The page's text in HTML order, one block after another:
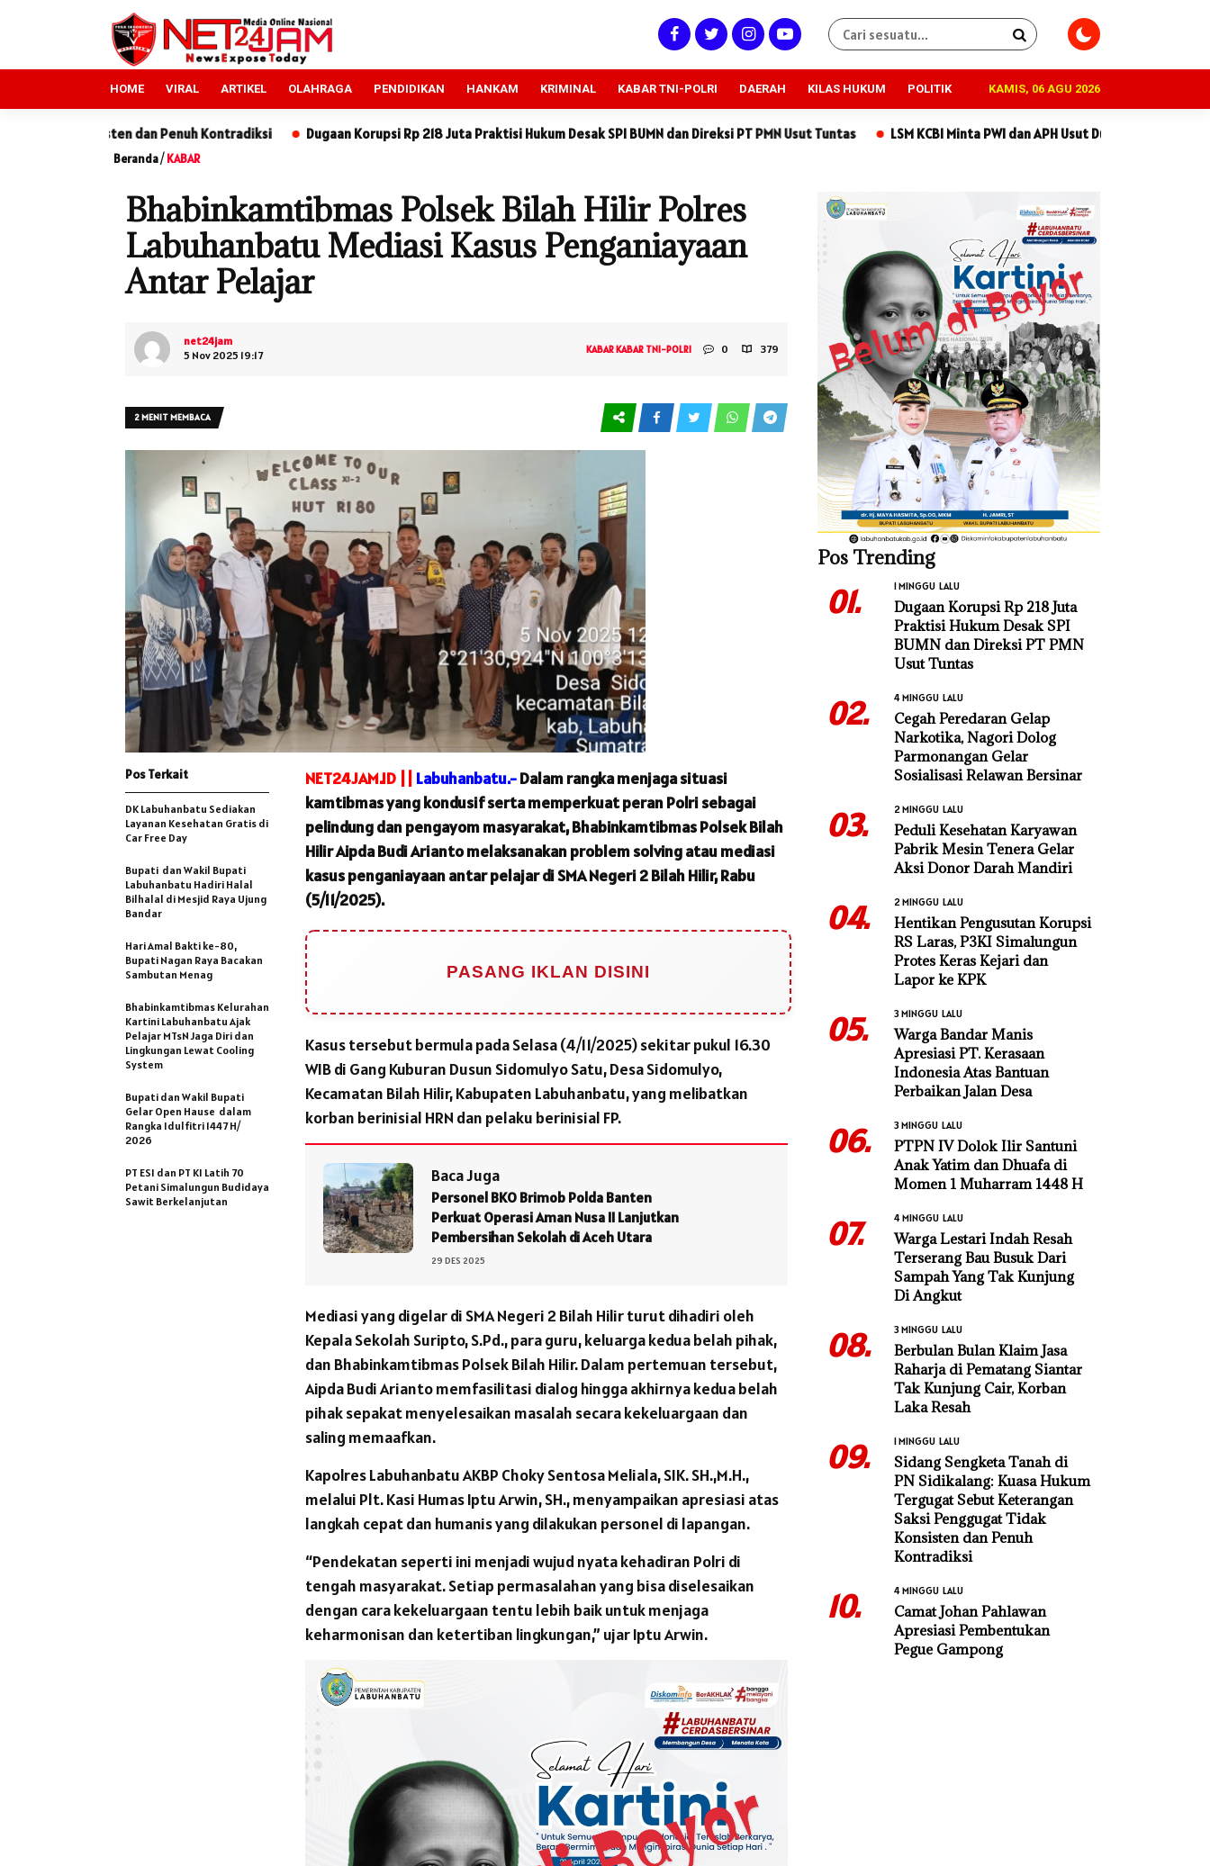
HOME VIRAL ARTIKEL OLAHRAGA PENDIDIKAN HANKAM KRIMINAL KABAR TNI-POLRI DAERAH KILAS HUKUM POLITIK KAMIS, 06 AGU 2026
Penuh Kontradiksi Dugaan Korupsi Rp 218 Juta Praktisi Hukum Desak SPI BUMN dan Direksi PT PMN Usut Tuntas LSM KCBI Minta PWI dan APH Usut Dugaan Penipuan Rp170 Juta yang
Beranda/KABAR
Bhabinkamtibmas Polsek Bilah Hilir Polres
Labuhanbatu Mediasi Kasus Penganiayaan
Antar Pelajar
net24jam
5 Nov 2025 19:17
KABARKABAR TNI-POLRI 0 379
2 MENIT MEMBACA
NET24JAM.ID || Labuhanbatu.-Dalam rangka menjaga situasi
kamtibmas yang kondusif serta memperkuat peran Polri sebagai
pelindung dan pengayom masyarakat, Bhabinkamtibmas Polsek Bilah
Hilir Aipda Budi Arianto melaksanakan problem solving atau mediasi
kasus penganiayaan antar pelajar di SMA Negeri 2 Bilah Hilir, Rabu
(5/11/2025).
PASANG IKLAN DISINI
Kasus tersebut bermula pada Selasa (4/11/2025) sekitar pukul 16.30
WIB di Gang Kuburan Dusun Sidomulyo Satu, Desa Sidomulyo,
Kecamatan Bilah Hilir, Kabupaten Labuhanbatu, yang melibatkan
korban berinisial HRN dan pelaku berinisial FP.
Baca Juga
Personel BKO Brimob Polda Banten
Perkuat Operasi Aman Nusa II Lanjutkan
Pembersihan Sekolah di Aceh Utara
29 DES 2025
Mediasi yang digelar di SMA Negeri 2 Bilah Hilir turut dihadiri oleh
Kepala Sekolah Suripto, S.Pd., para guru, keluarga kedua belah pihak,
dan Bhabinkamtibmas Polsek Bilah Hilir. Dalam pertemuan tersebut,
Aipda Budi Arianto memfasilitasi dialog hingga akhirnya kedua belah
pihak sepakat menyelesaikan masalah secara kekeluargaan dan
saling memaafkan.
Kapolres Labuhanbatu AKBP Choky Sentosa Meliala, SIK. SH.,M.H.,
melalui Plt. Kasi Humas Iptu Arwin, SH., menyampaikan apresiasi atas
langkah cepat dan humanis yang dilakukan personel di lapangan.
“Pendekatan seperti ini menjadi wujud nyata kehadiran Polri di
tengah masyarakat. Setiap permasalahan yang bisa diselesaikan
dengan cara kekeluargaan tentu lebih baik untuk menjaga
keharmonisan dan ketertiban lingkungan,” ujar Iptu Arwin.
Pos Terkait
DK Labuhanbatu Sediakan
Layanan Kesehatan Gratis di
Car Free Day
Bupati dan Wakil Bupati
Labuhanbatu Hadiri Halal
Bilhalal di Mesjid Raya Ujung
Bandar
Hari Amal Bakti ke-80,
Bupati Nagan Raya Bacakan
Sambutan Menag
Bhabinkamtibmas Kelurahan
Kartini Labuhanbatu Ajak
Pelajar MTsN Jaga Diri dan
Lingkungan Lewat Cooling
System
Bupati dan Wakil Bupati
Gelar Open Hause dalam
Rangka Idulfitri 1447 H/
2026
PT ESI dan PT KI Latih 70
Petani Simalungun Budidaya
Sawit Berkelanjutan
Pos Trending
01. 1 MINGGU LALU
Dugaan Korupsi Rp 218 Juta
Praktisi Hukum Desak SPI
BUMN dan Direksi PT PMN
Usut Tuntas
02. 4 MINGGU LALU
Cegah Peredaran Gelap
Narkotika, Nagori Dolog
Parmonangan Gelar
Sosialisasi Relawan Bersinar
03. 2 MINGGU LALU
Peduli Kesehatan Karyawan
Pabrik Mesin Tenera Gelar
Aksi Donor Darah Mandiri
04. 2 MINGGU LALU
Hentikan Pengusutan Korupsi
RS Laras, P3KI Simalungun
Protes Keras Kejari dan
Lapor ke KPK
05. 3 MINGGU LALU
Warga Bandar Manis
Apresiasi PT. Kerasaan
Indonesia Atas Bantuan
Perbaikan Jalan Desa
06. 3 MINGGU LALU
PTPN IV Dolok Ilir Santuni
Anak Yatim dan Dhuafa di
Momen 1 Muharram 1448 H
07. 4 MINGGU LALU
Warga Lestari Indah Resah
Terserang Bau Busuk Dari
Sampah Yang Tak Kunjung
Di Angkut
08. 3 MINGGU LALU
Berbulan Bulan Klaim Jasa
Raharja di Pematang Siantar
Tak Kunjung Cair, Korban
Laka Resah
09. 1 MINGGU LALU
Sidang Sengketa Tanah di
PN Sidikalang: Kuasa Hukum
Tergugat Sebut Keterangan
Saksi Penggugat Tidak
Konsisten dan Penuh
Kontradiksi
10. 4 MINGGU LALU
Camat Johan Pahlawan
Apresiasi Pembentukan
Pegue Gampong